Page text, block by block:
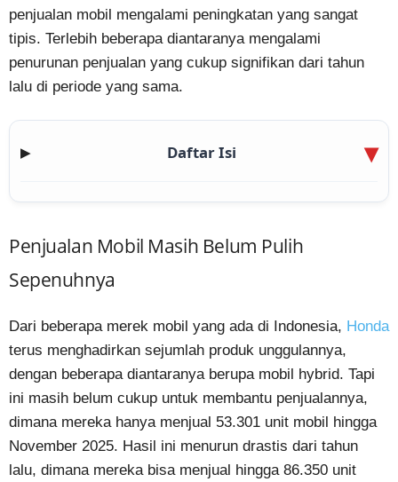
penjualan mobil mengalami peningkatan yang sangat
tipis. Terlebih beberapa diantaranya mengalami
penurunan penjualan yang cukup signifikan dari tahun
lalu di periode yang sama.
▶ Daftar Isi
Penjualan Mobil Masih Belum Pulih
Sepenuhnya
Dari beberapa merek mobil yang ada di Indonesia, Honda
terus menghadirkan sejumlah produk unggulannya,
dengan beberapa diantaranya berupa mobil hybrid. Tapi
ini masih belum cukup untuk membantu penjualannya,
dimana mereka hanya menjual 53.301 unit mobil hingga
November 2025. Hasil ini menurun drastis dari tahun
lalu, dimana mereka bisa menjual hingga 86.350 unit